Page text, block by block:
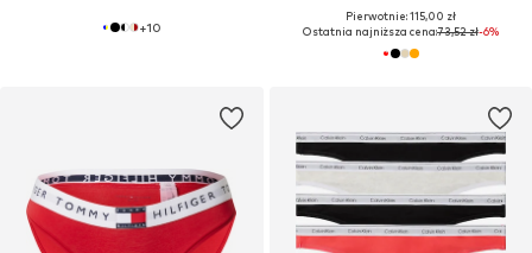
+10
Pierwotnie: 115,00 zł
Ostatnia najniższa cena:73,52 zł-6%